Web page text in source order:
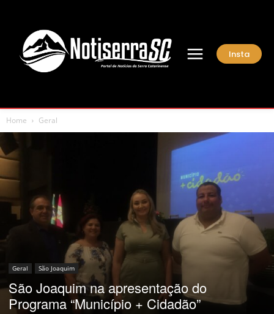
Insta
Home Geral
Geral São Joaquim
São Joaquim na apresentação do
Programa “Município + Cidadão”